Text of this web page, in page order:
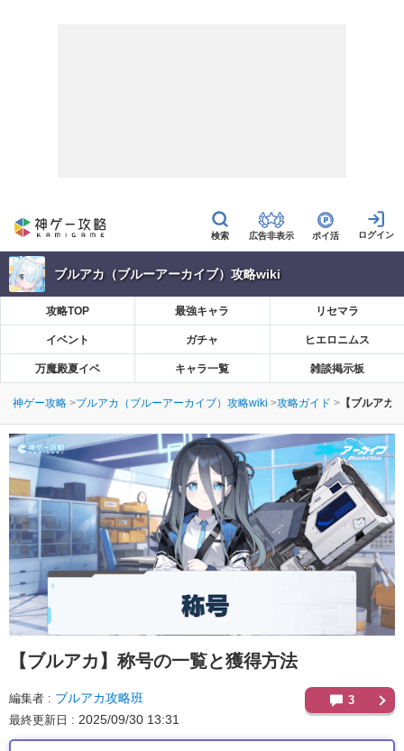
広告非表示 ポイ活
ブルアカ（ブルーアーカイブ）攻略wiki
攻略TOP 最強キャラ リセマラ
イベント ガチャ ヒエロニムス
万魔殿夏イベ キャラ一覧 雑談掲示板
神ゲー攻略 ブルアカ（ブルーアーカイブ）攻略wiki 攻略ガイド 【ブルアカ
【ブルアカ】 称号の一覧と獲得方法
編集者 ブルアカ攻略班
最終更新日 2025/09/30 13:31
3